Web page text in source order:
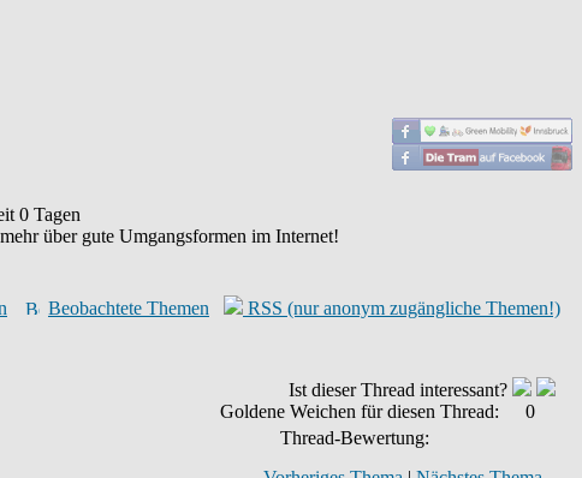
0 Tagen
über gute Umgangsformen im Internet!
Beobachtete Themen RSS (nur anonym zugängliche Themen!)
Ist dieser Thread interessant?
Goldene Weichen für diesen Thread:
0
Thread-Bewertung: